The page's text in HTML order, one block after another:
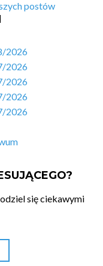
postów
2026
2026
2026
2026
2026
się ciekawymi